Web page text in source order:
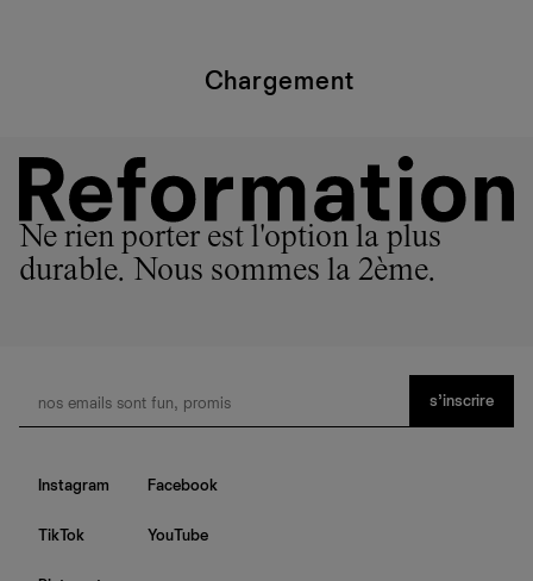
Chargement
Ne rien porter est l'option la plus
durable. Nous sommes la 2ème.
s’inscrire
Instagram Facebook
TikTok YouTube